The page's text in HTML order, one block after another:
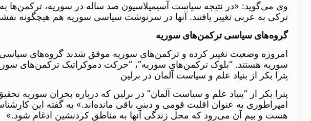
وی می‌گوید: «در نتیجه سیاست آسیمیلاسیون صد ساله در سوریه، ترکمن‌ها
ترکی به عربی تغییر یافتند. آنها در سرنوشت سیاسی سوریه هم هیچگونه
گروه‌های سیاسی ترکمن‌های سوریه
امروزه وضعیت تغییر کرده و ترکمن‌های سوریه موفق شدند گروه‌های
سوریه هستند. “بلوک ترکمن‌های سوریه”، “حرکت دموکراتیک ترکمن‌های
پترا بکر از بنیاد علم و سیاست آلمان در برلین
پترا بکر از “بنیاد علم و سیاست آلمان” در برلین که درباره بحران
امپراطوری به عنوان اقلیت قومی و دینی باقی مانده‌اند.» به گفته این
هست و بیم آن می‌رود که محل زندگی آنها به مناطق کردنشین ادغام شود.»